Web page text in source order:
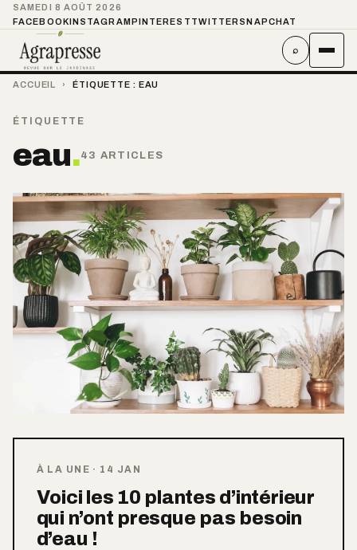
SAMEDI 8 AOÛT 2026
FACEBOOKINSTAGRAMPINTEREST TWITTER SNAPCHAT
⌕
ACCUEIL › ÉTIQUETTE : EAU
ÉTIQUETTE
eau.43 ARTICLES
À LA UNE · 14 JAN
Voici les 10 plantes d’intérieur
qui n’ont presque pas besoin
d’eau !